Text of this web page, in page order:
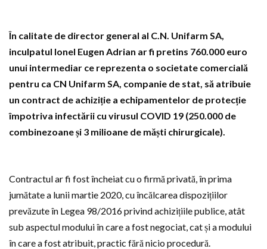
În calitate de director general al C.N. Unifarm SA,
inculpatul Ionel Eugen Adrian ar fi pretins 760.000 euro
unui intermediar ce reprezenta o societate comercială
pentru ca CN Unifarm SA, companie de stat, să atribuie
un contract de achiziție a echipamentelor de protecție
împotriva infectării cu virusul COVID 19 (250.000 de
combinezoane și 3 milioane de măști chirurgicale).
Contractul ar fi fost încheiat cu o firmă privată, în prima
jumătate a lunii martie 2020, cu încălcarea dispozițiilor
prevăzute în Legea 98/2016 privind achizițiile publice, atât
sub aspectul modului în care a fost negociat, cat și a modului
în care a fost atribuit, practic fără nicio procedură.